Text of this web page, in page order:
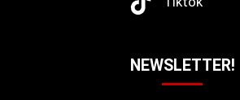
NEWSLETTER!